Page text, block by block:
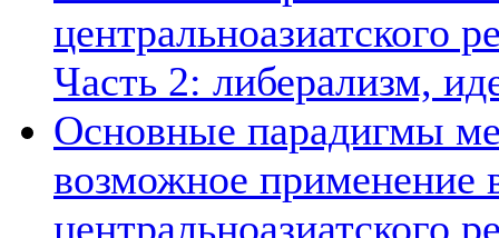
центральноазиатского
Часть 2: либерализм,
Основные парадигмы
возможное применение
центральноазиатского